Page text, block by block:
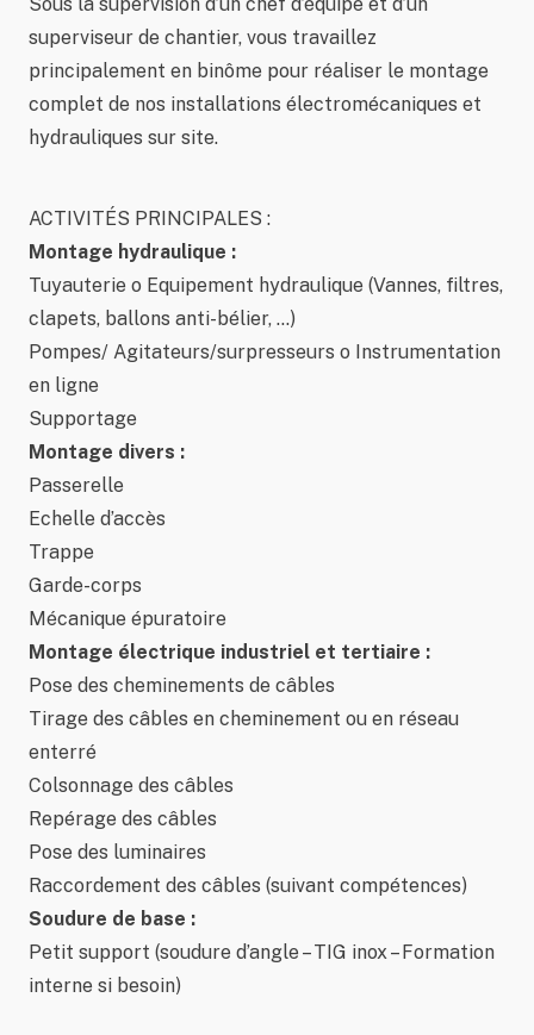
superviseur de chantier, vous travaillez
principalement en binôme pour réaliser le montage
complet de nos installations électromécaniques et
hydrauliques sur site.
ACTIVITÉS PRINCIPALES :
Montage hydraulique :
Tuyauterie o Equipement hydraulique (Vannes, filtres,
clapets, ballons anti-bélier, …)
Pompes/ Agitateurs/surpresseurs o Instrumentation
en ligne
Supportage
Montage divers :
Passerelle
Echelle d’accès
Trappe
Garde-corps
Mécanique épuratoire
Montage électrique industriel et tertiaire :
Pose des cheminements de câbles
Tirage des câbles en cheminement ou en réseau
enterré
Colsonnage des câbles
Repérage des câbles
Pose des luminaires
Raccordement des câbles (suivant compétences)
Soudure de base :
Petit support (soudure d’angle – TIG inox – Formation
interne si besoin)